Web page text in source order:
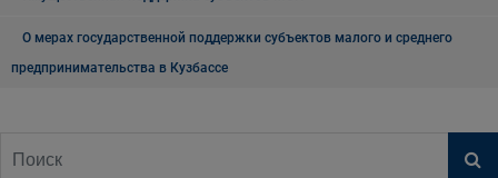
О мерах государственной поддержки субъектов малого и среднего
предпринимательства в Кузбассе